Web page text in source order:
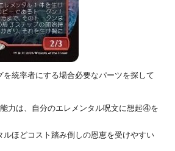
統率者にする場合必要なパーツを探して
力は、自分のエレメンタル呪文に想起④を
ルほどコスト踏み倒しの恩恵を受けやすい